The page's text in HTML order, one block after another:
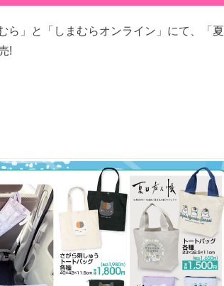
ら」と「しまむらオンライン」にて、「夏
!